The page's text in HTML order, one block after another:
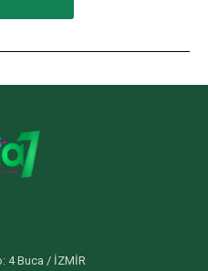
4 Buca / İZMİR